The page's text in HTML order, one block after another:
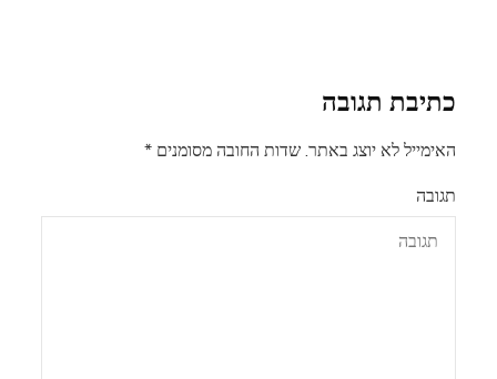
כתיבת תגובה
האימייל לא יוצג באתר. שדות החובה מסומנים*
תגובה